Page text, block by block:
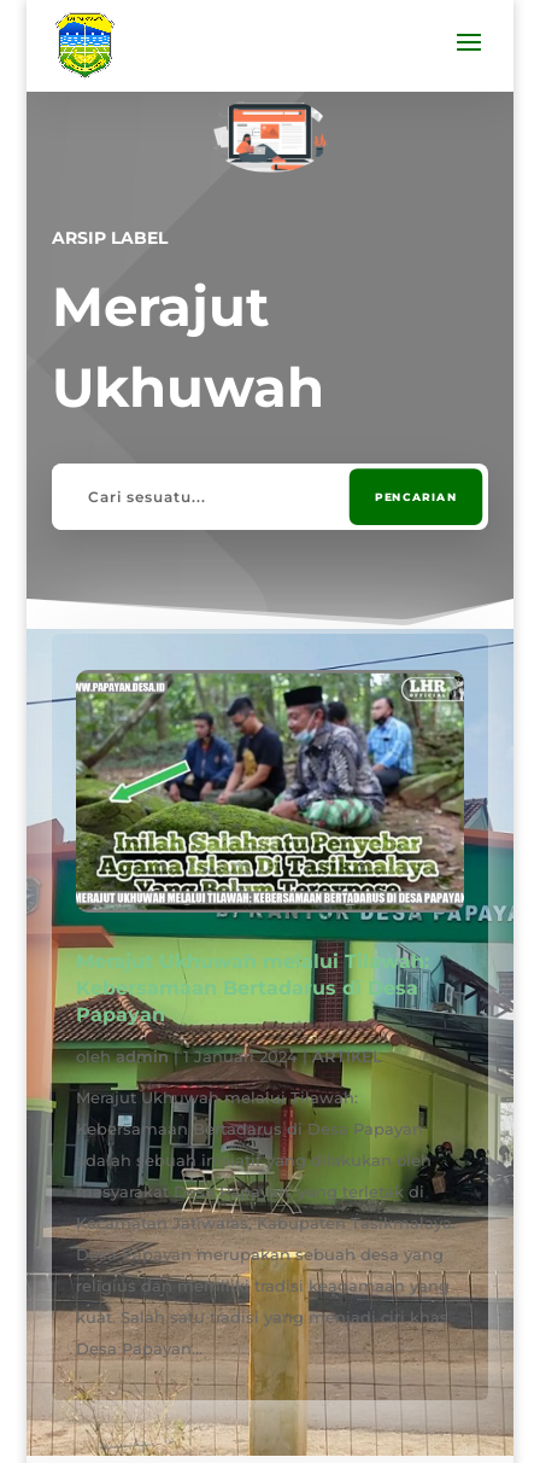
ARSIP LABEL
Merajut
Ukhuwah
Merajut Ukhuwah melalui Tilawah:
Kebersamaan Bertadarus di Desa
Papayan
olehadmin|1 Januari 2024|ARTIKEL
Merajut Ukhuwah melalui Tilawah:
Kebersamaan Bertadarus di Desa Papayan
adalah sebuah inisiatif yang dilakukan oleh
masyarakat Desa Papayan, yang terletak di
Kecamatan Jatiwaras, Kabupaten Tasikmalaya.
Desa Papayan merupakan sebuah desa yang
religius dan memiliki tradisi keagamaan yang
kuat. Salah satu tradisi yang menjadi ciri khas
Desa Papayan...